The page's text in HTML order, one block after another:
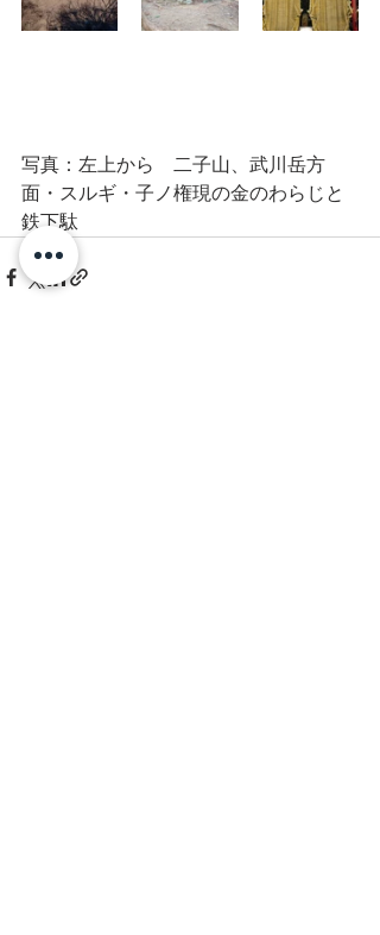
写真：左上から　二子山、武川岳方
面・スルギ・子ノ権現の金のわらじと
鉄下駄